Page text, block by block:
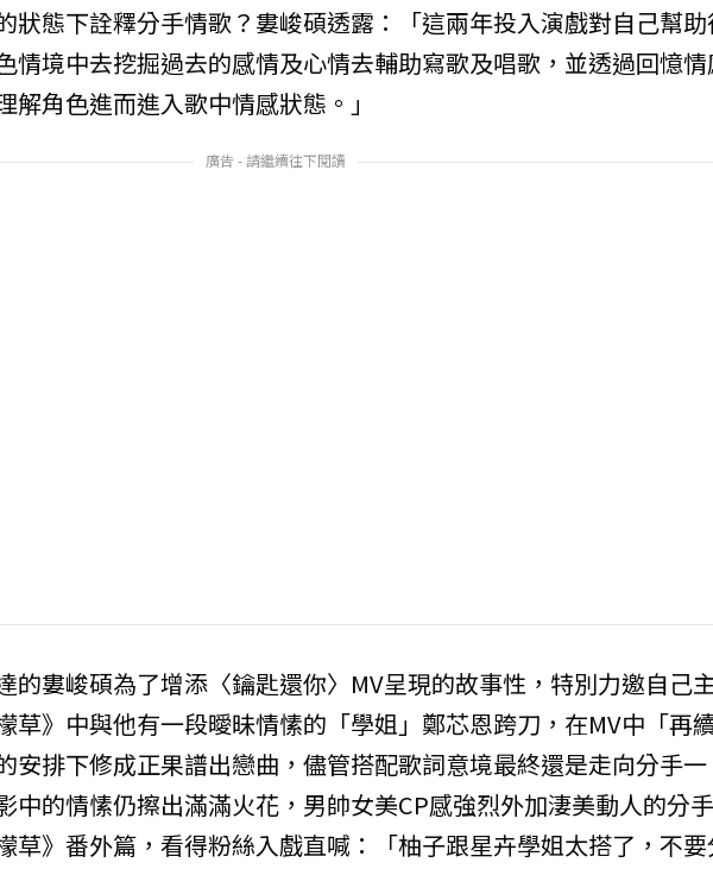
狀態下詮釋分手情歌？婁峻碩透露：「這兩年投入演戲對自己幫
情境中去挖掘過去的感情及心情去輔助寫歌及唱歌，並透過回憶
解角色進而進入歌中情感狀態。」
廣告 - 請繼續往下閱讀
的婁峻碩為了增添〈鑰匙還你〉MV呈現的故事性，特別力邀自己
草》中與他有一段曖昧情愫的「學姐」鄭芯恩跨刀，在MV中「再
安排下修成正果譜出戀曲，儘管搭配歌詞意境最終還是走向分手一
中的情愫仍擦出滿滿火花，男帥女美CP感強烈外加淒美動人的分
草》番外篇，看得粉絲入戲直喊：「柚子跟星卉學姐太搭了，不